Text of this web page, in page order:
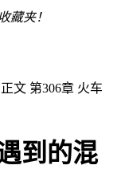
藏夹！
文 第306章 火车
到的混